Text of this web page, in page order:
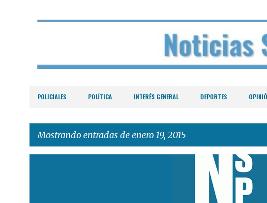
POLICIALES POLÍTICA INTERÉS GENERAL DEPORTES
Mostrando entradas de enero 19, 2015